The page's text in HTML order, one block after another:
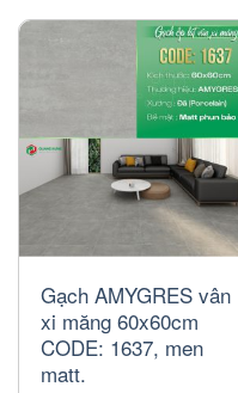
Gạch AMYGRES vân
xi măng 60x60cm
CODE: 1637, men
matt.